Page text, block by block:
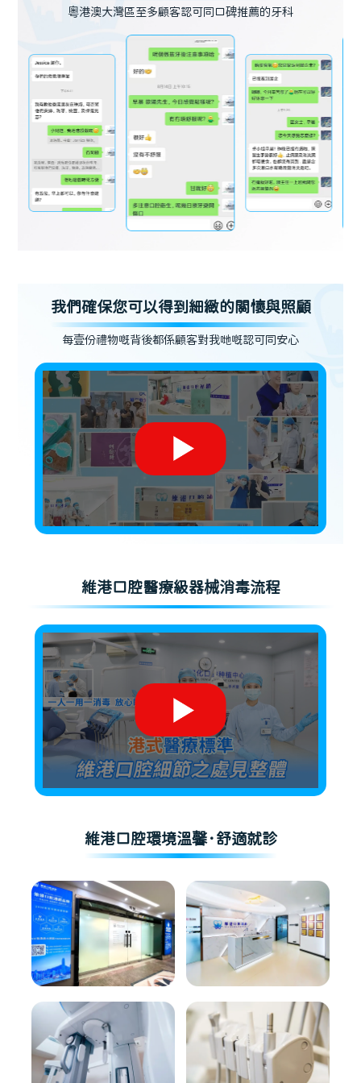
粵港澳大灣區至多顧客認可同口碑推薦的牙科
我們確保您可以得到細緻的關懷與照顧
每壹份禮物嘅背後都係顧客對我哋嘅認可同安心
維港口腔醫療級器械消毒流程
維港口腔環境溫馨·舒適就診